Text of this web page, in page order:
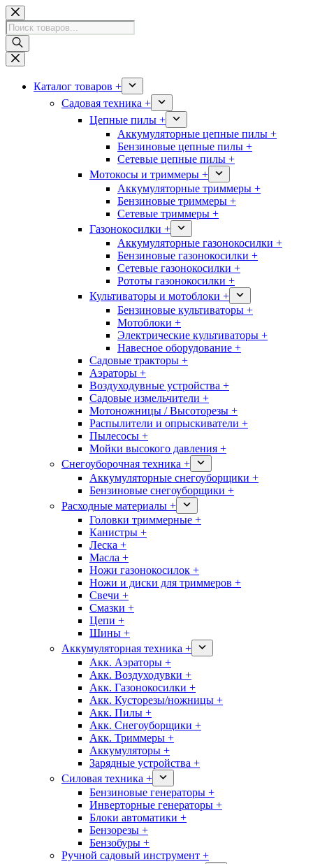
Перейти
к
сути
Поиск
товаров
Каталог товаров +
Садовая техника +
Цепные пилы +
Аккумуляторные цепные пилы +
Бензиновые цепные пилы +
Сетевые цепные пилы +
Мотокосы и триммеры +
Аккумуляторные триммеры +
Бензиновые триммеры +
Сетевые триммеры +
Газонокосилки +
Аккумуляторные газонокосилки +
Бензиновые газонокосилки +
Сетевые газонокосилки +
Рототы газонокосилки +
Культиваторы и мотоблоки +
Бензиновые культиваторы +
Мотоблоки +
Электрические культиваторы +
Навесное оборудование +
Садовые тракторы +
Аэраторы +
Воздуходувные устройства +
Садовые измельчители +
Мотоножницы / Высоторезы +
Распылители и опрыскиватели +
Пылесосы +
Мойки высокого давления +
Снегоуборочная техника +
Аккумуляторные снегоуборщики +
Бензиновые снегоуборщики +
Расходные материалы +
Головки триммерные +
Канистры +
Леска +
Масла +
Ножи газонокосилок +
Ножи и диски для триммеров +
Свечи +
Смазки +
Цепи +
Шины +
Аккумуляторная техника +
Акк. Аэраторы +
Акк. Воздуходувки +
Акк. Газонокосилки +
Акк. Кусторезы/ножницы +
Акк. Пилы +
Акк. Снегоуборщики +
Акк. Триммеры +
Аккумуляторы +
Зарядные устройства +
Силовая техника +
Бензиновые генераторы +
Инверторные генераторы +
Блоки автоматики +
Бензорезы +
Бензобуры +
Ручной садовый инструмент +